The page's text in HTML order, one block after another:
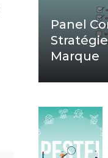
Panel
Marque